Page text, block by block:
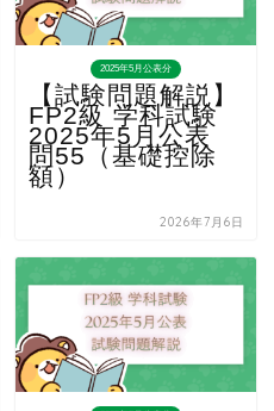
2025年5月公表分
【試験問題解説】
FP2級 学科試験
2025年5月公表
問55（基礎控除
額）
2026年7月6日